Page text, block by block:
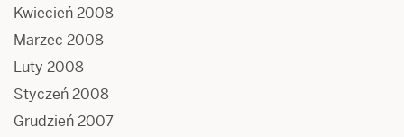
Kwiecień 2008
Marzec 2008
Luty 2008
Styczeń 2008
Grudzień 2007